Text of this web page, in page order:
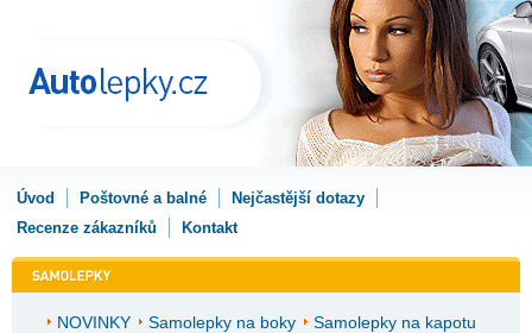
Úvod Poštovné a balné
Nejčastější dotazy
Recenze zákazníků
Kontakt
NOVINKY Samolepky na boky
Samolepky na kapotu